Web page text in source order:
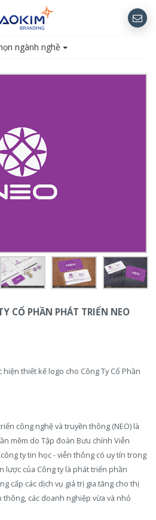
ngành nghề
CỔ PHẦN PHÁT TRIỂN NEO
thiết kế logo cho Công Ty Cổ Phần
công nghệ và truyền thông (NEO) là
mềm do Tập đoàn Bưu chính Viễn
công ty tin học - viễn thông có uy tín trong
lược của Công ty là phát triển phần
cấp các dịch vụ giá trị gia tăng cho thị
các doanh nghiệp vừa và nhỏ